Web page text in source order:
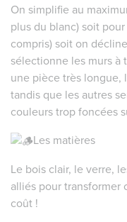
On simplifie au
plus du blanc) soit
compris) soit on
sélectionne les murs à
une pièce très longue,
tandis que les autres
couleurs trop foncées
Les matières
Le bois clair, le verre,
alliés pour
coût !